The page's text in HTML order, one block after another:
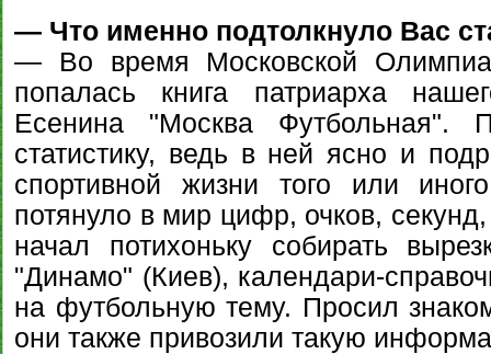
— Что именно подтолкнуло Вас
— Во время Московской
попалась книга патриарха
Есенина "Москва Футбольная".
статистику, ведь в ней ясно и
спортивной жизни того или
потянуло в мир цифр, очков,
начал потихоньку собирать
"Динамо" (Киев), календари-
на футбольную тему. Просил
они также привозили такую